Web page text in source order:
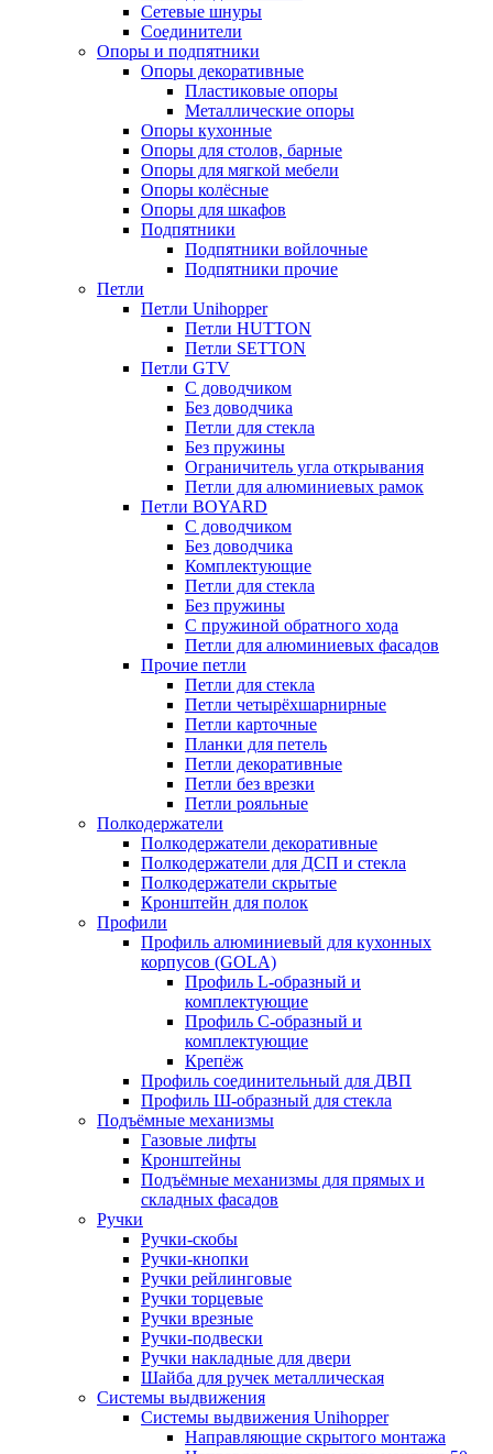
Сетевые шнуры
Соединители
Опоры и подпятники
Опоры декоративные
Пластиковые опоры
Металлические опоры
Опоры кухонные
Опоры для столов, барные
Опоры для мягкой мебели
Опоры колёсные
Опоры для шкафов
Подпятники
Подпятники войлочные
Подпятники прочие
Петли
Петли Unihopper
Петли HUTTON
Петли SETTON
Петли GTV
С доводчиком
Без доводчика
Петли для стекла
Без пружины
Ограничитель угла открывания
Петли для алюминиевых рамок
Петли BOYARD
С доводчиком
Без доводчика
Комплектующие
Петли для стекла
Без пружины
С пружиной обратного хода
Петли для алюминиевых фасадов
Прочие петли
Петли для стекла
Петли четырёхшарнирные
Петли карточные
Планки для петель
Петли декоративные
Петли без врезки
Петли рояльные
Полкодержатели
Полкодержатели декоративные
Полкодержатели для ДСП и стекла
Полкодержатели скрытые
Кронштейн для полок
Профили
Профиль алюминиевый для кухонных
корпусов (GOLA)
Профиль L-образный и
комплектующие
Профиль C-образный и
комплектующие
Крепёж
Профиль соединительный для ДВП
Профиль Ш-образный для стекла
Подъёмные механизмы
Газовые лифты
Кронштейны
Подъёмные механизмы для прямых и
складных фасадов
Ручки
Ручки-скобы
Ручки-кнопки
Ручки рейлинговые
Ручки торцевые
Ручки врезные
Ручки-подвески
Ручки накладные для двери
Шайба для ручек металлическая
Системы выдвижения
Системы выдвижения Unihopper
Направляющие скрытого монтажа